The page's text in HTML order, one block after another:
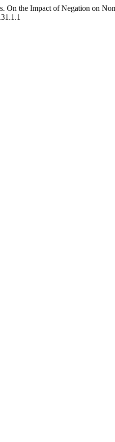
On the Impact of Negation on